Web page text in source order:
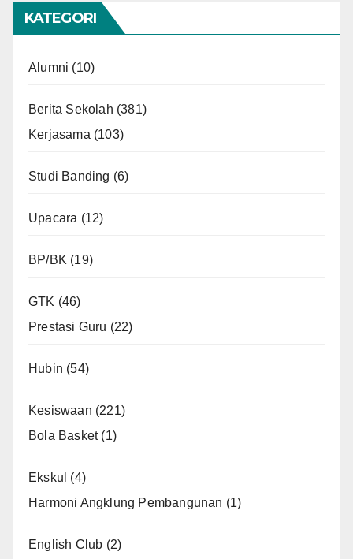
KATEGORI
Alumni (10)
Berita Sekolah (381)
Kerjasama (103)
Studi Banding (6)
Upacara (12)
BP/BK (19)
GTK (46)
Prestasi Guru (22)
Hubin (54)
Kesiswaan (221)
Bola Basket(1)
Ekskul (4)
Harmoni Angklung Pembangunan (1)
English Club (2)